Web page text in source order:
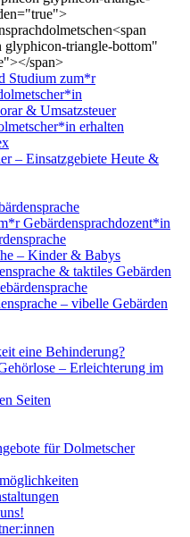
glyphicon-triangle-bottom"
span>
Studium zum*r
& Umsatzsteuer
erhalten
– Einsatzgebiete Heute &
Gebärdensprachdozent*in
– Kinder & Babys
& taktiles Gebärden
– vibelle Gebärden
eine Behinderung?
– Erleichterung im
Seiten
für Dolmetscher